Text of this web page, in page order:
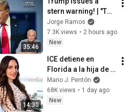
35:46
stern warning! | "The
U.S. will not be
communist" |
Political tension
Jorge Ramos
7.3K views • 2 hours ago
New
14:30
ICE detiene en
Florida a la hija de
un oficial de
inteligencia
castrista expulsado
Mario J. Pentón
68K views • 1 day ago
New